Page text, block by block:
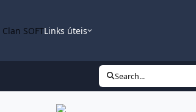
SOFTLinks úteis
Search...